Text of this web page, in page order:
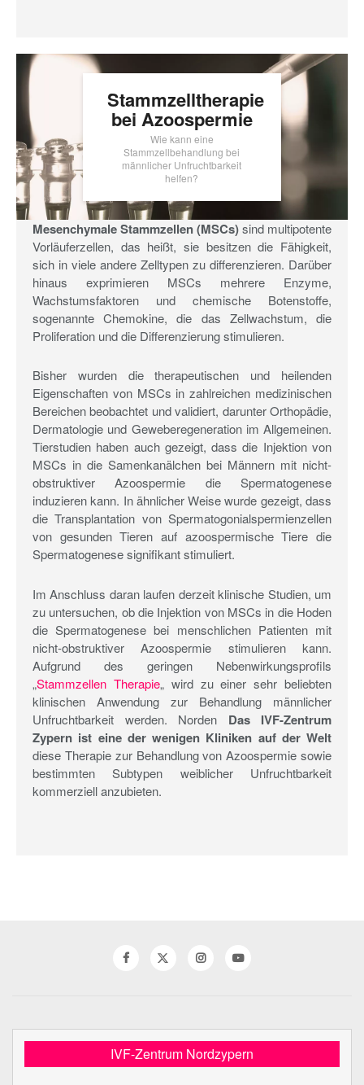
Stammzelltherapie
bei Azoospermie
Wie kann eine
Stammzellbehandlung bei
männlicher Unfruchtbarkeit
helfen?
Mesenchymale Stammzellen (MSCs)sind multipotente
Vorläuferzellen, das heißt, sie besitzen die Fähigkeit,
sich in viele andere Zelltypen zu differenzieren. Darüber
hinaus exprimieren MSCs mehrere Enzyme,
Wachstumsfaktoren und chemische Botenstoffe,
sogenannte Chemokine, die das Zellwachstum, die
Proliferation und die Differenzierung stimulieren.
Bisher wurden die therapeutischen und heilenden
Eigenschaften von MSCs in zahlreichen medizinischen
Bereichen beobachtet und validiert, darunter Orthopädie,
Dermatologie und Geweberegeneration im Allgemeinen.
Tierstudien haben auch gezeigt, dass die Injektion von
MSCs in die Samenkanälchen bei Männern mit nicht-
obstruktiver Azoospermie die Spermatogenese
induzieren kann. In ähnlicher Weise wurde gezeigt, dass
die Transplantation von Spermatogonialspermienzellen
von gesunden Tieren auf azoospermische Tiere die
Spermatogenese signifikant stimuliert.
Im Anschluss daran laufen derzeit klinische Studien, um
zu untersuchen, ob die Injektion von MSCs in die Hoden
die Spermatogenese bei menschlichen Patienten mit
nicht-obstruktiver Azoospermie stimulieren kann.
Aufgrund des geringen Nebenwirkungsprofils
„Stammzellen Therapie„ wird zu einer sehr beliebten
klinischen Anwendung zur Behandlung männlicher
Unfruchtbarkeit werden. Norden Das IVF-Zentrum
Zypern ist eine der wenigen Kliniken auf der Welt
diese Therapie zur Behandlung von Azoospermie sowie
bestimmten Subtypen weiblicher Unfruchtbarkeit
kommerziell anzubieten.
IVF-Zentrum Nordzypern